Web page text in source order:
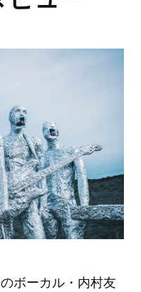
ボーカル・内村友